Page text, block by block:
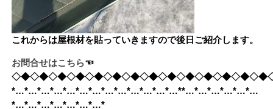
これからは屋根材を貼っていきますので後日ご紹介します。
お問合せはこちら☜
*…*…*…*…*…*…*…*…*…*…*…*…*…**…*…*…*…*…*…
*…*…*…*…*…*…*…*